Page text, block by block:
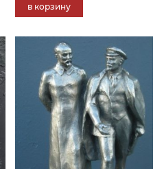
в корзину